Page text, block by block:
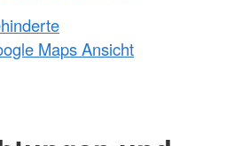
Maps Ansicht